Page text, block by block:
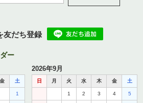
友だち登録
ー
金 土
1
2026年9月
日 月 火 水 木 金 土
1 2 3 4 5